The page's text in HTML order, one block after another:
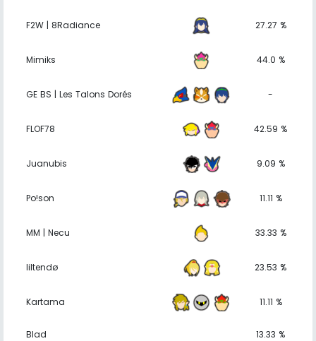
F2W | 8Radiance 27.27 %
Mimiks 44.0 %
GE BS | Les Talons Dorés -
FLOF78 42.59 %
Juanubis 9.09 %
Po!son 11.11 %
MM | Necu 33.33 %
liltendø 23.53 %
Kartama 11.11 %
Blad 13.33 %